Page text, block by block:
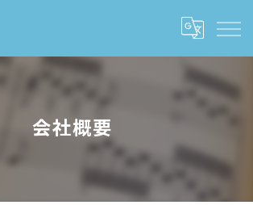
会社概要